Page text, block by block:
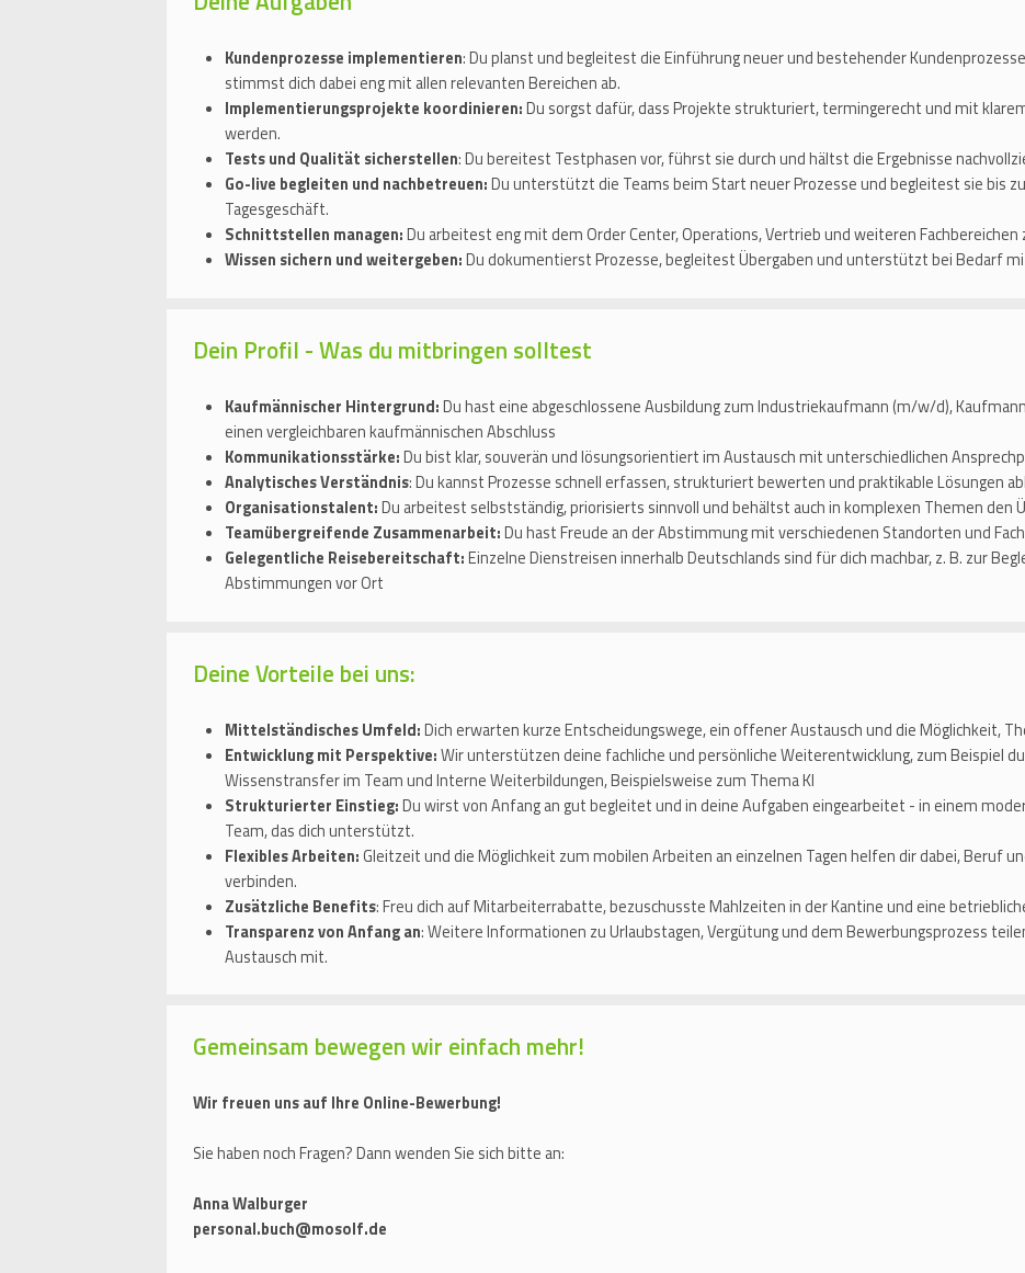
Kundenprozesse implementieren: Du planst und begleitest die Einführung neuer und bestehender
stimmst dich dabei eng mit allen relevanten Bereichen ab.
Implementierungsprojekte koordinieren:Du sorgst dafür, dass Projekte strukturiert, termingerecht und mit
werden.
Tests und Qualität sicherstellen: Du bereitest Testphasen vor, führst sie durch und hältst die Ergebnisse
Go-live begleiten und nachbetreuen:Du unterstützt die Teams beim Start neuer Prozesse und begleitest sie bis
Tagesgeschäft.
Schnittstellen managen:Du arbeitest eng mit dem Order Center, Operations, Vertrieb und weiteren Fachbereichen
Wissen sichern und weitergeben:Du dokumentierst Prozesse, begleitest Übergaben und unterstützt bei Bedarf
Dein Profil - Was du mitbringen solltest
Kaufmännischer Hintergrund:Du hast eine abgeschlossene Ausbildung zum Industriekaufmann (m/w/d),
einen vergleichbaren kaufmännischen Abschluss
Kommunikationsstärke:Du bist klar, souverän und lösungsorientiert im Austausch mit unterschiedlichen
Analytisches Verständnis: Du kannst Prozesse schnell erfassen, strukturiert bewerten und praktikable Lösungen
Organisationstalent:Du arbeitest selbstständig, priorisierts sinnvoll und behältst auch in komplexen Themen den
Teamübergreifende Zusammenarbeit:Du hast Freude an der Abstimmung mit verschiedenen Standorten und
Gelegentliche Reisebereitschaft:Einzelne Dienstreisen innerhalb Deutschlands sind für dich machbar, z. B. zur
Abstimmungen vor Ort
Deine Vorteile bei uns:
Mittelständisches Umfeld:Dich erwarten kurze Entscheidungswege, ein offener Austausch und die Möglichkeit,
Entwicklung mit Perspektive:Wir unterstützen deine fachliche und persönliche Weiterentwicklung, zum Beispiel
Wissenstransfer im Team und Interne Weiterbildungen, Beispielsweise zum Thema KI
Strukturierter Einstieg:Du wirst von Anfang an gut begleitet und in deine Aufgaben eingearbeitet - in einem
Team, das dich unterstützt.
Flexibles Arbeiten:Gleitzeit und die Möglichkeit zum mobilen Arbeiten an einzelnen Tagen helfen dir dabei, Beruf
verbinden.
Zusätzliche Benefits: Freu dich auf Mitarbeiterrabatte, bezuschusste Mahlzeiten in der Kantine und eine
Transparenz von Anfang an: Weitere Informationen zu Urlaubstagen, Vergütung und dem Bewerbungsprozess
Austausch mit.
Gemeinsam bewegen wir einfach mehr!
Wir freuen uns auf Ihre Online-Bewerbung!
Sie haben noch Fragen? Dann wenden Sie sich bitte an:
Anna Walburger
personal.buch@mosolf.de